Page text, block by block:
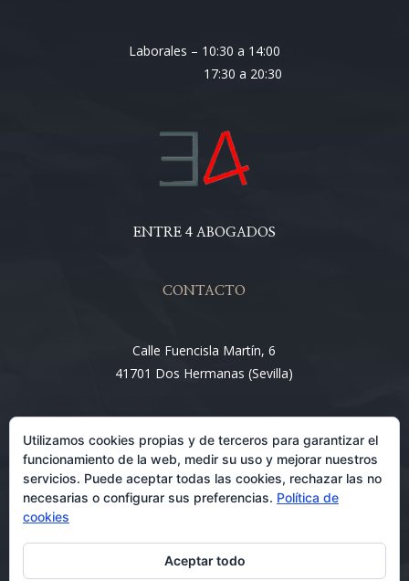
Laborales – 10:30 a 14:00
17:30 a 20:30
ENTRE 4 ABOGADOS
CONTACTO
Calle Fuencisla Martín, 6
41701 Dos Hermanas (Sevilla)
info@entre4abogados.com
Utilizamos cookies propias y de terceros para garantizar el
funcionamiento de la web, medir su uso y mejorar nuestros
servicios. Puede aceptar todas las cookies, rechazar las no
necesarias o configurar sus preferencias. Política de
cookies
Aceptar todo